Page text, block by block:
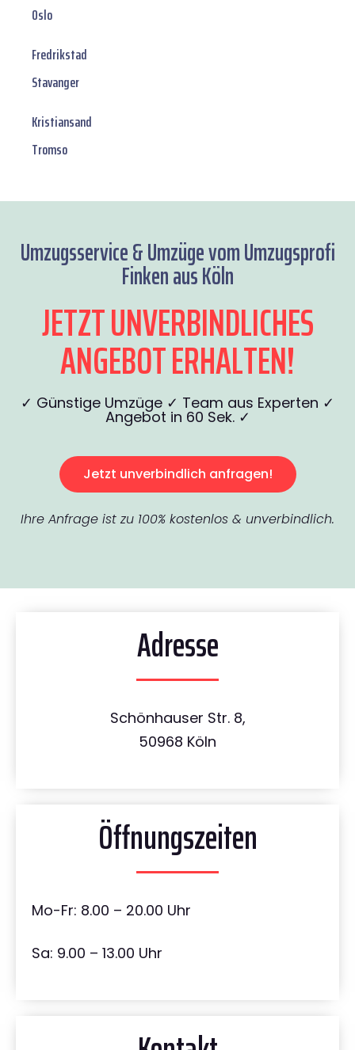
Oslo
Fredrikstad
Stavanger
Kristiansand
Tromso
Umzugsservice & Umzüge vom Umzugsprofi
Finken aus Köln
JETZT UNVERBINDLICHES
ANGEBOT ERHALTEN!
✓ Günstige Umzüge ✓ Team aus Experten ✓
Angebot in 60 Sek. ✓
Jetzt unverbindlich anfragen!
Ihre Anfrage ist zu 100% kostenlos & unverbindlich.
Adresse
Schönhauser Str. 8,
50968 Köln
Öffnungszeiten
Mo-Fr: 8.00 – 20.00 Uhr
Sa: 9.00 – 13.00 Uhr